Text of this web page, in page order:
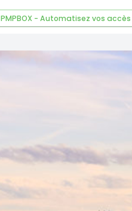
PMPBOX - Automatisez vos accès